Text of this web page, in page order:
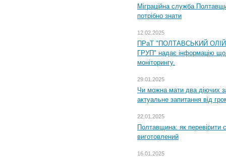
Міграційна служба
потрібно знати
12.02.2025
ПРаТ "ПОЛТАВСЬКИЙ
ГРУП" надає інформацію
моніторингу.
29.01.2025
Чи можна мати два діючих
актуальне запитання від
22.01.2025
Полтавщина: як перевірити
виготовлений
16.01.2025